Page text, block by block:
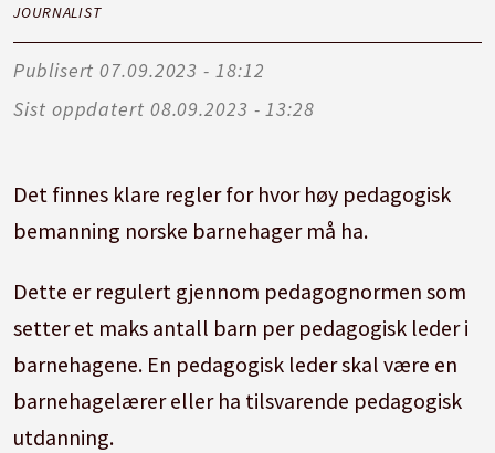
JOURNALIST
Publisert
07.09.2023 - 18:12
Sist oppdatert
08.09.2023 - 13:28
Det finnes klare regler for hvor høy pedagogisk
bemanning norske barnehager må ha.
Dette er regulert gjennom pedagognormen som
setter et maks antall barn per pedagogisk leder i
barnehagene. En pedagogisk leder skal være en
barnehagelærer eller ha tilsvarende pedagogisk
utdanning.